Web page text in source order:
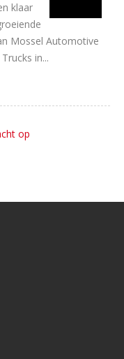
klaar
Mossel Automotive
in...
op